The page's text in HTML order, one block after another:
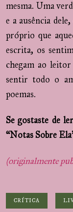
mesma. Uma
e a ausência
próprio que
escrita, os
chegam ao
sentir todo o
poemas.
Se gostaste de
“Notas Sobre
(originalmente
CRÍTICA